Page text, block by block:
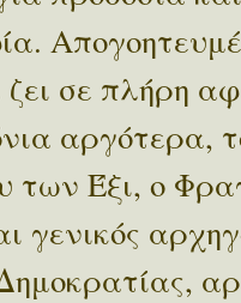
ζει σε πλήρη
αργότερα,
των Έξι, ο
γενικός